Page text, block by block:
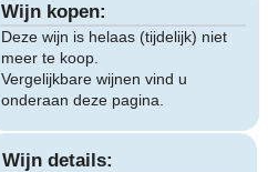
Wijn kopen:
Deze wijn is helaas (tijdelijk) niet
meer te koop.
Vergelijkbare wijnen vind u
onderaan deze pagina.
Wijn details: